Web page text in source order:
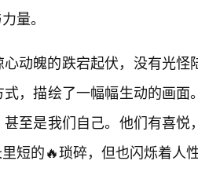
量。
动魄的跌宕起伏，没有光怪
，描绘了一幅幅生动的画面
至是我们自己。他们有喜悦
短的🔥琐碎，但也闪烁着人性